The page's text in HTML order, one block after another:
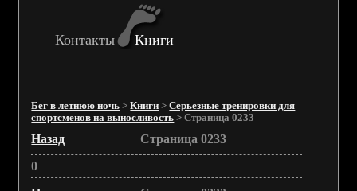
Контакты Книги
Бег в летнюю ночь >Книги >Серьезные тренировки для
спортсменов на выносливость > Страница 0233
Назад
Страница 0233
0